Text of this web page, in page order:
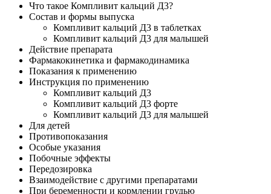
Что такое Компливит кальций Д3?
Состав и формы выпуска
Компливит кальций Д3 в таблетках
Компливит кальций Д3 для малышей
Действие препарата
Фармакокинетика и фармакодинамика
Показания к применению
Инструкция по применению
Компливит кальций Д3
Компливит кальций Д3 форте
Компливит кальций Д3 для малышей
Для детей
Противопоказания
Особые указания
Побочные эффекты
Передозировка
Взаимодействие с другими препаратами
При беременности и кормлении грудью